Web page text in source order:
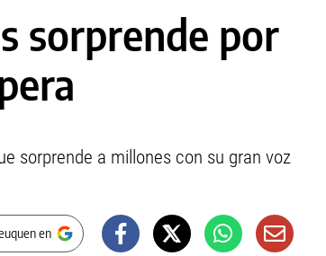
sorprende por
sorprende a millones con su gran voz
en